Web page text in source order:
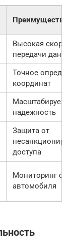
Преимущества
Высокая
передачи
Точное
координат
надежность
Защита от
доступа
Мониторинг
автомобиля